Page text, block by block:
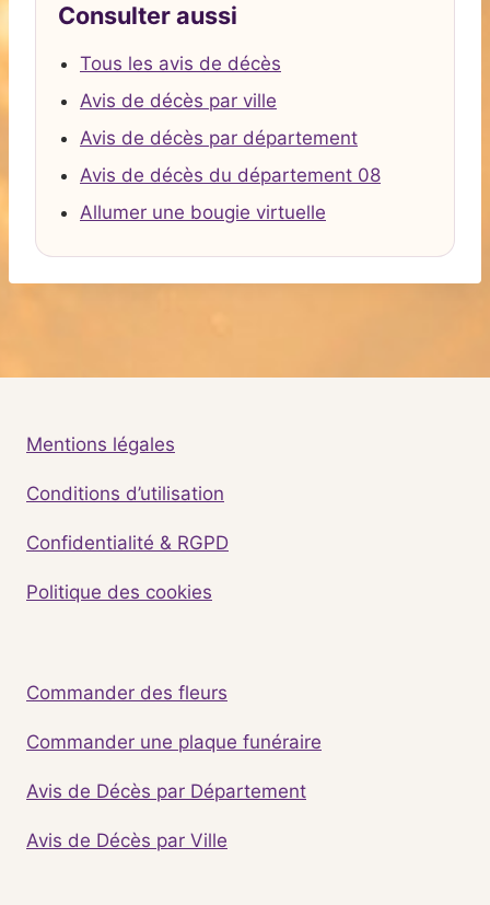
Consulter aussi
Tous les avis de décès
Avis de décès par ville
Avis de décès par département
Avis de décès du département 08
Allumer une bougie virtuelle
Mentions légales
Conditions d’utilisation
Confidentialité & RGPD
Politique des cookies
Commander des fleurs
Commander une plaque funéraire
Avis de Décès par Département
Avis de Décès par Ville